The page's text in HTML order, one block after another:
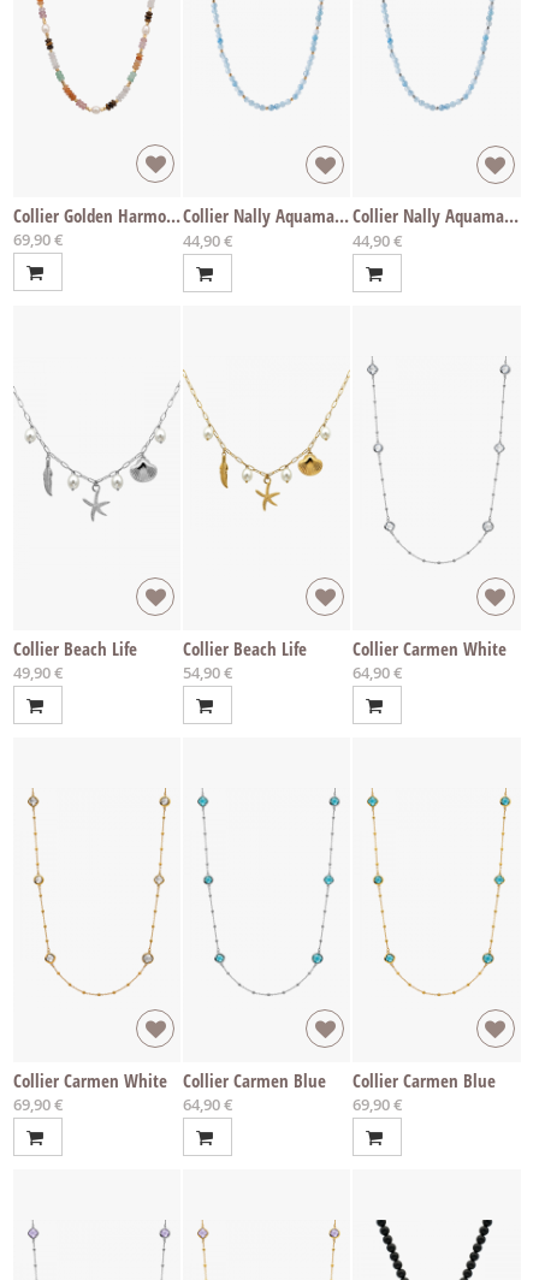
Collier Golden Harmony
69,90 €
Collier Nally Aquamarine
Ab
44,90 €
Collier Nally Aquamarine
Ab
44,90 €
Collier Beach Life
49,90 €
Collier Beach Life
54,90 €
Collier Carmen White
64,90 €
Collier Carmen White
69,90 €
Collier Carmen Blue
64,90 €
Collier Carmen Blue
69,90 €